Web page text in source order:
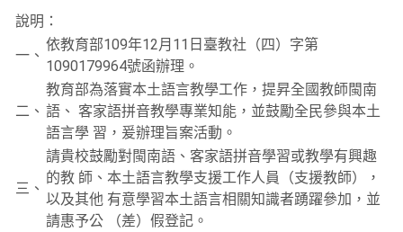
說明：
一、
依教育部109年12月11日臺教社（四）字第
1090179964號函辦理。
二、
教育部為落實本土語言教學工作，提昇全國教師閩南
語、 客家語拼音教學專業知能，並鼓勵全民參與本土
語言學 習，爰辦理旨案活動。
三、
請貴校鼓勵對閩南語、客家語拼音學習或教學有興趣
的教 師、本土語言教學支援工作人員（支援教師），
以及其他 有意學習本土語言相關知識者踴躍參加，並
請惠予公 （差）假登記。